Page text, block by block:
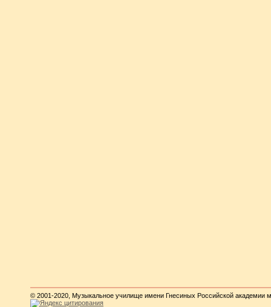
© 2001-2020, Музыкальное училище имени Гнесиных Российской